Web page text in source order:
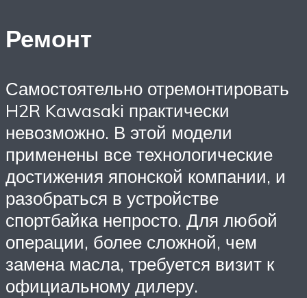
Ремонт
Самостоятельно отремонтировать
H2R Kawasaki практически
невозможно. В этой модели
применены все технологические
достижения японской компании, и
разобраться в устройстве
спортбайка непросто. Для любой
операции, более сложной, чем
замена масла, требуется визит к
официальному дилеру.